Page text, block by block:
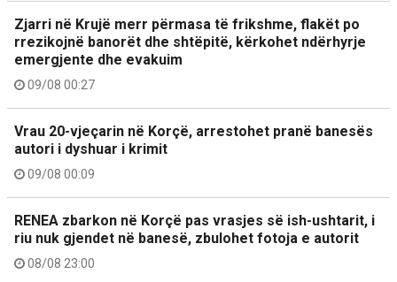
Zjarri në Krujë merr përmasa të frikshme, flakët po
rrezikojnë banorët dhe shtëpitë, kërkohet ndërhyrje
emergjente dhe evakuim
09/08 00:27
Vrau 20-vjeçarin në Korçë, arrestohet pranë banesës
autori i dyshuar i krimit
09/08 00:09
RENEA zbarkon në Korçë pas vrasjes së ish-ushtarit, i
riu nuk gjendet në banesë, zbulohet fotoja e autorit
08/08 23:00